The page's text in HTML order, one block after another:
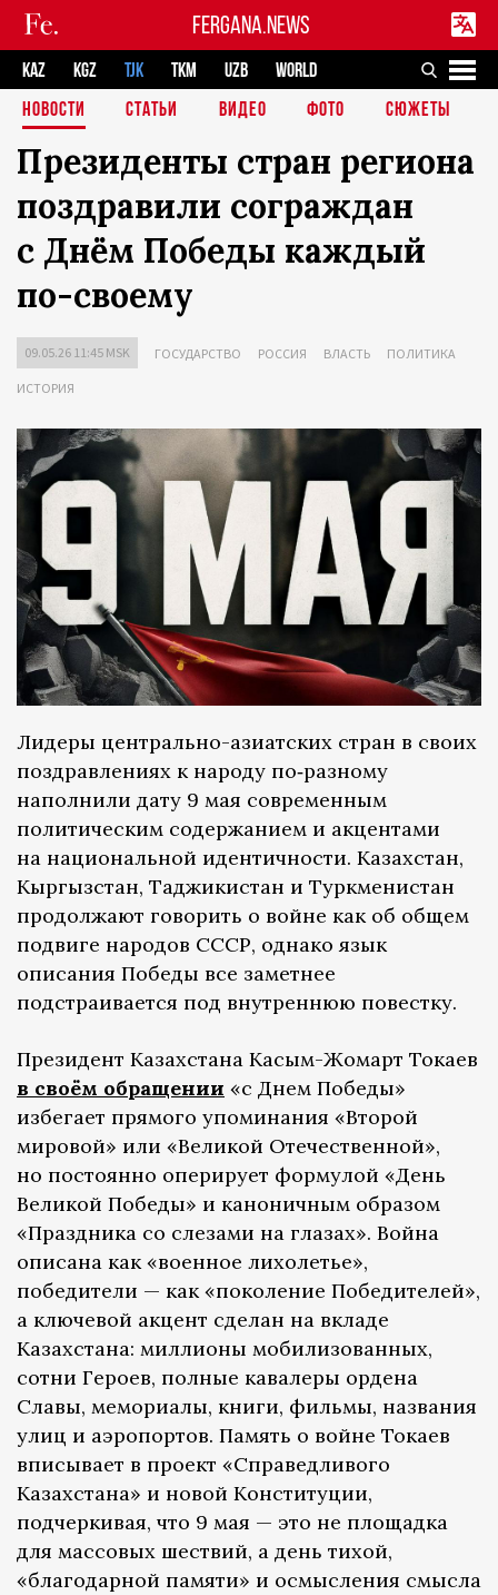
FERGANA.NEWS
KAZ KGZ TJK TKM UZB
WORLD
НОВОСТИ
СТАТЬИ ВИДЕО ФОТО СЮЖЕТЫ
Президенты стран региона
поздравили сограждан
с Днём Победы каждый
по-своему
09.05.26 11:45 MSK ГОСУДАРСТВО РОССИЯ ВЛАСТЬ ПОЛИТИКА
ИСТОРИЯ
Лидеры центрально-азиатских стран в своих
поздравлениях к народу по‑разному
наполнили дату 9 мая современным
политическим содержанием и акцентами
на национальной идентичности. Казахстан,
Кыргызстан, Таджикистан и Туркменистан
продолжают говорить о войне как об общем
подвиге народов СССР, однако язык
описания Победы все заметнее
подстраивается под внутреннюю повестку.
Президент Казахстана Касым-Жомарт Токаев
в своём обращении «с Днем Победы»
избегает прямого упоминания «Второй
мировой» или «Великой Отечественной»,
но постоянно оперирует формулой «День
Великой Победы» и каноничным образом
«Праздника со слезами на глазах». Война
описана как «военное лихолетье»,
победители — как «поколение Победителей»,
а ключевой акцент сделан на вкладе
Казахстана: миллионы мобилизованных,
сотни Героев, полные кавалеры ордена
Славы, мемориалы, книги, фильмы, названия
улиц и аэропортов. Память о войне Токаев
вписывает в проект «Справедливого
Казахстана» и новой Конституции,
подчеркивая, что 9 мая — это не площадка
для массовых шествий, а день тихой,
«благодарной памяти» и осмысления смысла